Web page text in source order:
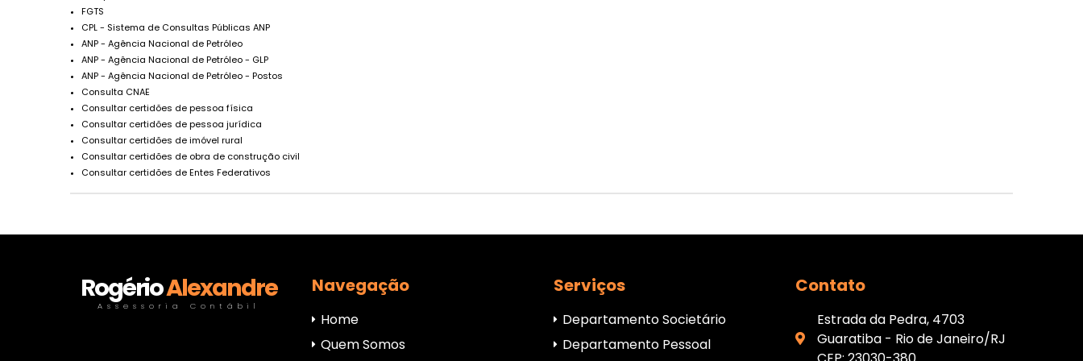
FGTS
CPL - Sistema de Consultas Públicas ANP
ANP - Agência Nacional de Petróleo
ANP - Agência Nacional de Petróleo - GLP
ANP - Agência Nacional de Petróleo - Postos
Consulta CNAE
Consultar certidões de pessoa física
Consultar certidões de pessoa jurídica
Consultar certidões de imóvel rural
Consultar certidões de obra de construção civil
Consultar certidões de Entes Federativos
RogérioAlexandre
Assessoria Contábil
Navegação
Home
Quem Somos
Serviços
Departamento Societário
Departamento Pessoal
Contato
Estrada da Pedra, 4703
Guaratiba - Rio de Janeiro/RJ